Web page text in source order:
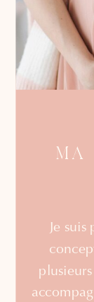
Je
MA